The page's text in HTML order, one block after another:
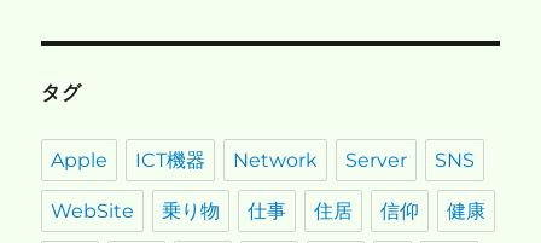
タグ
Apple ICT機器 Network Server SNS
WebSite 乗り物 仕事 住居 信仰 健康